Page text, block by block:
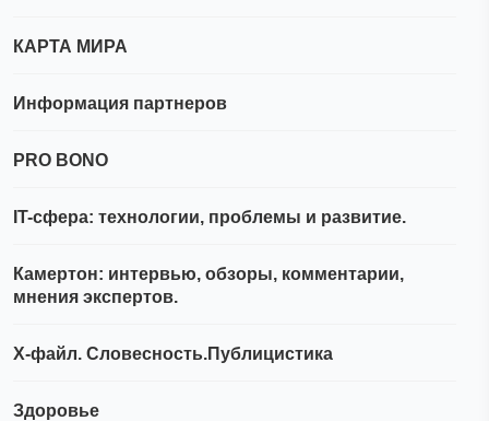
КАРТА МИРА
Информация партнеров
PRO BONO
IT-сфера: технологии, проблемы и развитие.
Камертон: интервью, обзоры, комментарии,
мнения экспертов.
Х-файл. Словесность.Публицистика
Здоровье